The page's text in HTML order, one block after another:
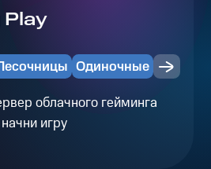
Одиночные
облачного гейминга
игру